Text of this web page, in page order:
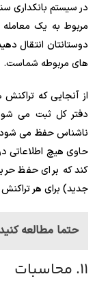
در سیستم بانکداری
دوستانتان انتقال
های مربوطه شماست.
از آنجایی که
دفتر کل ثبت می
ناشناس حفظ می
حاوی هیچ اطلاعاتی
کند که برای حفظ
جدید) برای هر
حتما مطالعه
11. محاسبات